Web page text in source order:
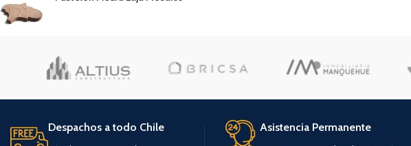
Despachos a todo Chile Asistencia Permanente